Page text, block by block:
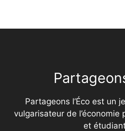
Partageons l’Éco est un
vulgarisateur de l’économie
et